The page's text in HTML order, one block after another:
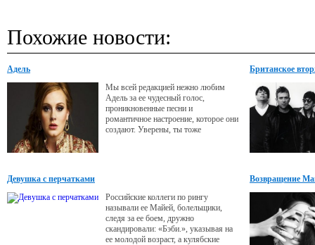
Похожие новости:
Адель
Мы всей редакцией нежно любим
Адель за ее чудесный голос,
проникновенные песни и
романтичное настроение, которое они
создают. Уверены, ты тоже
Британское
Девушка с перчатками
Российские коллеги по рингу
называли ее Майей, болельщики,
следя за ее боем, дружно
скандировали: «Бэби.», указывая на
ее молодой возраст, а кулябские
Возвращение